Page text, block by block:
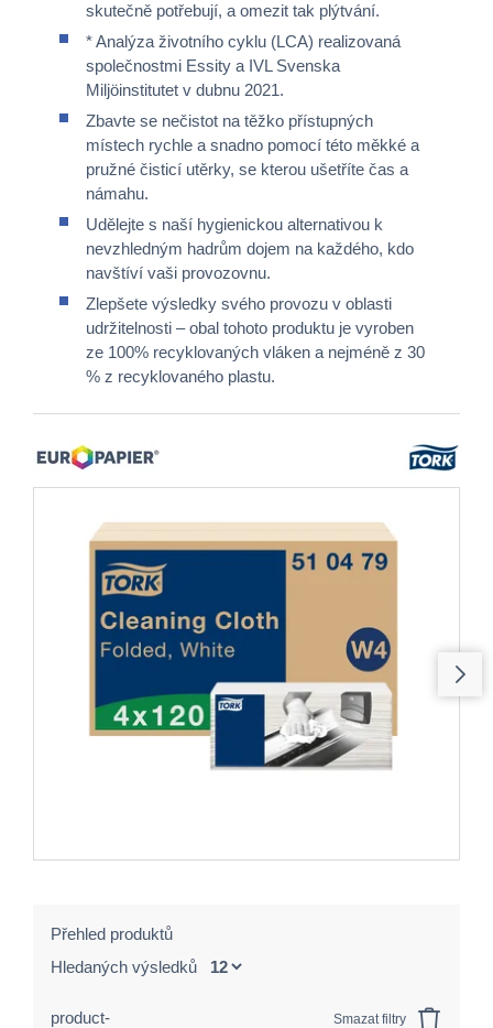
skutečně potřebují, a omezit tak plýtvání.
* Analýza životního cyklu (LCA) realizovaná
společnostmi Essity a IVL Svenska
Miljöinstitutet v dubnu 2021.
Zbavte se nečistot na těžko přístupných
místech rychle a snadno pomocí této měkké a
pružné čisticí utěrky, se kterou ušetříte čas a
námahu.
Udělejte s naší hygienickou alternativou k
nevzhledným hadrům dojem na každého, kdo
navštíví vaši provozovnu.
Zlepšete výsledky svého provozu v oblasti
udržitelnosti – obal tohoto produktu je vyroben
ze 100% recyklovaných vláken a nejméně z 30
% z recyklovaného plastu.
Přehled produktů
Hledaných výsledků
product-
Smazat filtry